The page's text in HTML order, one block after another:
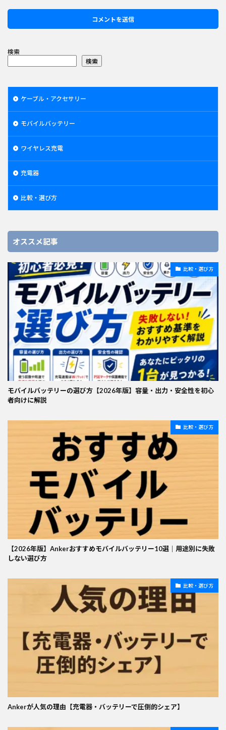
検索
検索
ケーブル・アクセサリー
モバイルバッテリー
ワイヤレス充電
充電器
比較・選び方
オススメ記事
比較・選び方
モバイルバッテリーの選び方【2026年版】容量・出力・安全性を初心
者向けに解説
比較・選び方
【2026年版】Ankerおすすめモバイルバッテリー10選｜用途別に失敗
しない選び方
比較・選び方
Ankerが人気の理由【充電器・バッテリーで圧倒的シェア】